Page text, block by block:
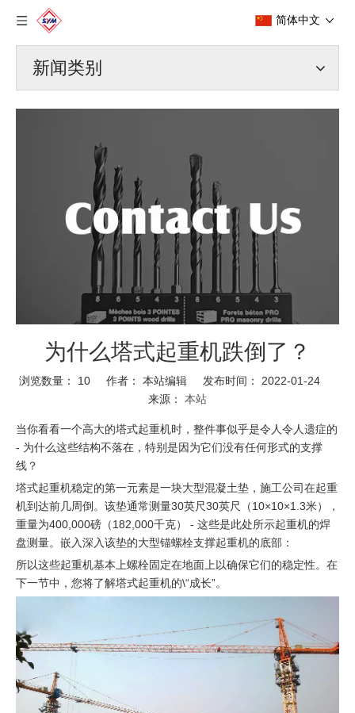
简体中文
新闻类别
为什么塔式起重机跌倒了？
浏览数量： 10 作者： 本站编辑 发布时间： 2022-01-24
来源： 本站
当你看看一个高大的塔式起重机时，整件事似乎是令人令人遗症的
- 为什么这些结构不落在，特别是因为它们没有任何形式的支撑
线？
塔式起重机稳定的第一元素是一块大型混凝土垫，施工公司在起重
机到达前几周倒。该垫通常测量30英尺30英尺（10×10×1.3米），
重量为400,000磅（182,000千克） - 这些是此处所示起重机的焊
盘测量。嵌入深入该垫的大型锚螺栓支撑起重机的底部：
所以这些起重机基本上螺栓固定在地面上以确保它们的稳定性。在
下一节中，您将了解塔式起重机的\“成长”。